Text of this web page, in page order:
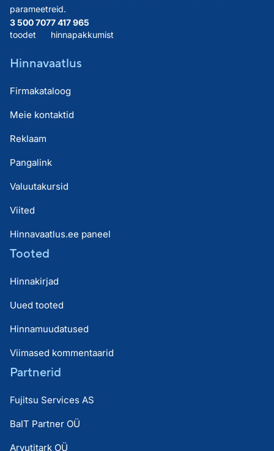
parameetreid.
3 500 707
toodet
7 417 965
hinnapakkumist
Hinnavaatlus
Firmakataloog
Meie kontaktid
Reklaam
Pangalink
Valuutakursid
Viited
Hinnavaatlus.ee paneel
Tooted
Hinnakirjad
Uued tooted
Hinnamuudatused
Viimased kommentaarid
Partnerid
Fujitsu Services AS
BaIT Partner OÜ
Arvutitark OÜ